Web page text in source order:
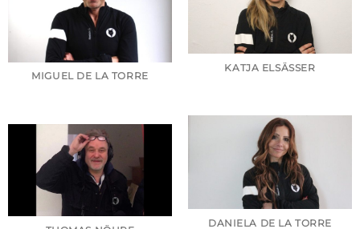
MIGUEL DE LA TORRE
KATJA ELSÄSSER
DANIELA DE LA TORRE